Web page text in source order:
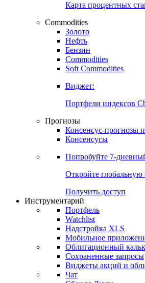
Росстат
Виджет:
Карта процентных
Commodities
Золото
Бензин
Soft Commodities
Виджет:
Портфели индексов
Прогнозы
Консенсусы
Попробуйте7-дневный
Откройте глобальную
Получить доступ
Инструментарий
Портфель
Watchlist
Надстройка XLS
Мобильное